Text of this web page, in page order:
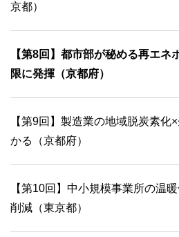
京都）
【第8回】都市部が秘める再エネ
限に発揮（京都府）
【第9回】製造業の地域脱炭素化
かる（京都府）
【第10回】中小規模事業所の温
削減（東京都）